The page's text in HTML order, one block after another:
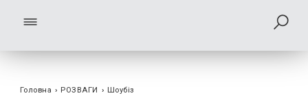
Головна › РОЗВАГИ › Шоубiз